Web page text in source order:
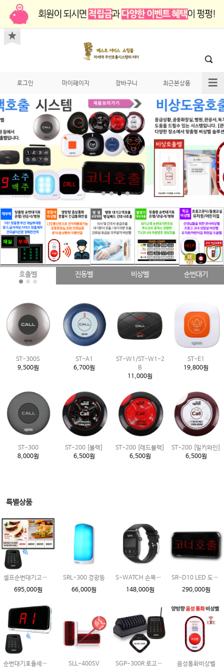
로그인 마이페이지 장바구니 최근본상품
호출벨 진동벨 비상벨 순번대기
ST-300S
9,500원
ST-A1
6,700원
ST-W1/ST-W1-2
B
11,000원
ST-E1
19,800원
ST-300
8,000원
ST-200 [블랙]
6,500원
ST-200 [레드블랙]
6,500원
ST-200 [밀키와인]
6,500원
특별상품
셀프순번대기고객호출세트
695,000원
SRL-300 경광등
66,000원
S-WATCH 손목페이저
148,000원
SR-D10 LED 도트 모니터
290,000원
순번대기호출세트_수신기선택형 SLL-400SV SGP-300R 로고스티커무료 음성통화비상벨